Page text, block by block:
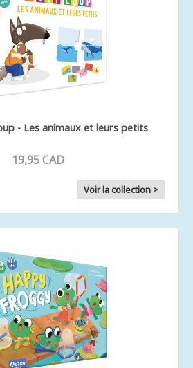
- Les animaux et leurs petits
19,95 CAD
Voir la collection >